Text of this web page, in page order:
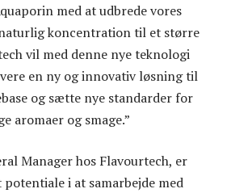
med at udbrede vores
koncentration til et større
vil med denne nye teknologi
en ny og innovativ løsning til
og sætte nye standarder for
aromaer og smage.”
Manager hos Flavourtech, er
i at samarbejde med